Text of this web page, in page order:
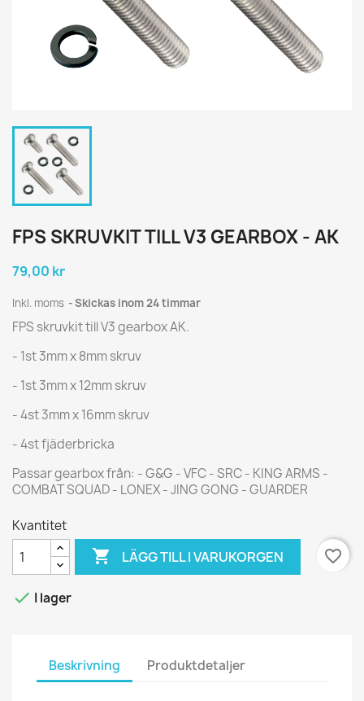
FPS SKRUVKIT TILL V3 GEARBOX - AK
79,00 kr
Inkl. moms Skickas inom 24 timmar
FPS skruvkit till V3 gearbox AK.
- 1st 3mm x 8mm skruv
- 1st 3mm x 12mm skruv
- 4st 3mm x 16mm skruv
- 4st fjäderbricka
Passar gearbox från: - G&G - VFC - SRC - KING ARMS -
COMBAT SQUAD - LONEX - JING GONG - GUARDER
Kvantitet
 LÄGG TILL I VARUKORGEN favorite_border
 I lager
Beskrivning Produktdetaljer